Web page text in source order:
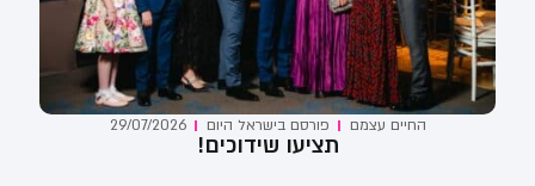
החיים עצמם פורסם בישראל היום 29/07/2026
תציעו שידוכים!